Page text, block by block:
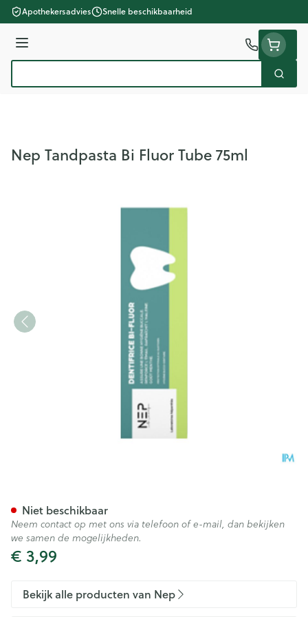
Ga naar de inhoud
Apothekersadvies Snelle beschikbaarheid
Menu
Zoek
Nep Tandpasta Bi Fluor Tube 75ml
€ 3,99
Niet beschikbaar
Neem contact op met ons via telefoon of e-mail, dan bekijken
we samen de mogelijkheden.
Bekijk alle producten van Nep